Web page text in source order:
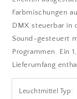
Farbmischungen
DMX steuerbar in
Sound-gesteuert
Programmen. Ein
Lieferumfang
Leuchtmittel Typ: